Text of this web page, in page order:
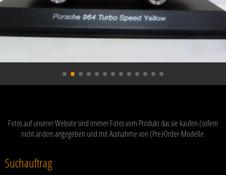
Fotos auf unserer Website sind immer Fotos vom Produkt das sie kaufen (sofern
nicht anders angegeben und mit Ausnahme von (Pre)Order-Modelle.
Suchauftrag